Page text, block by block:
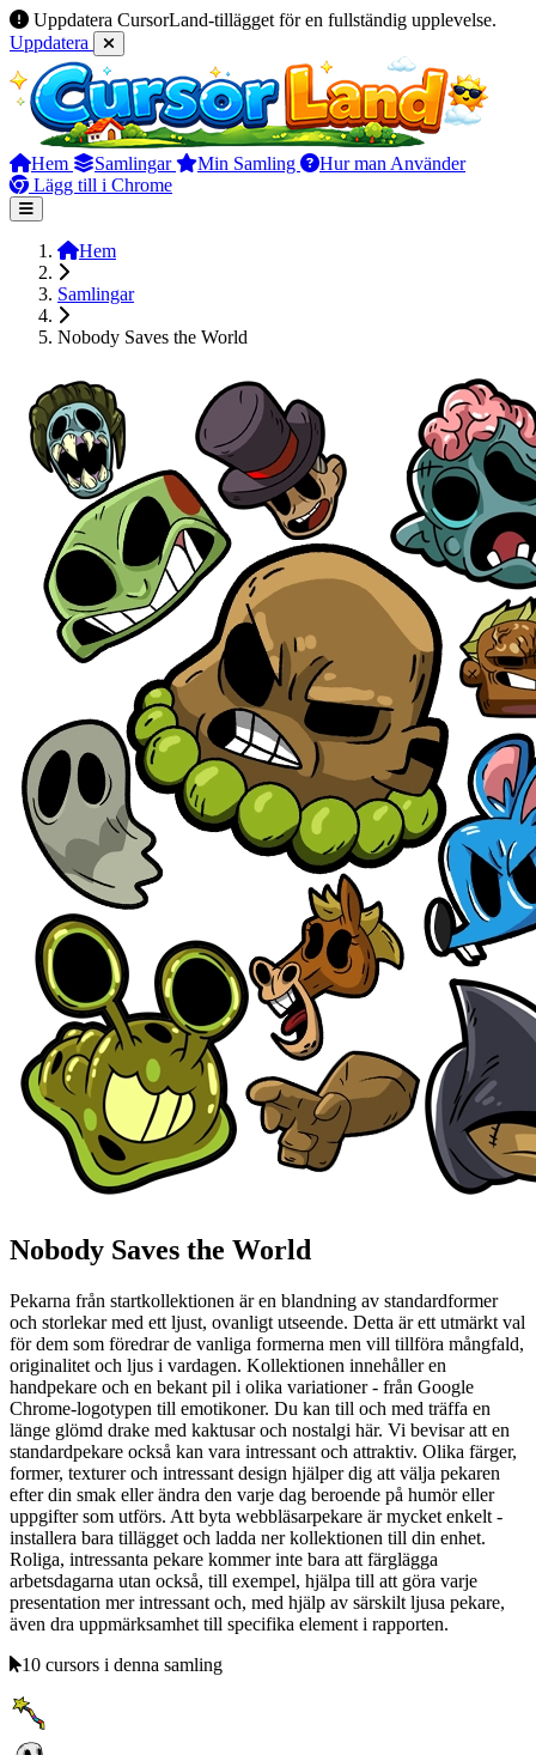
Uppdatera CursorLand-tillägget för en fullständig upplevelse.
Uppdatera
Hem Samlingar Min Samling
Hur man Använder
Lägg till i Chrome
Hem
Samlingar
Nobody Saves the World
Nobody Saves the World
Pekarna från startkollektionen är en blandning av standardformer
och storlekar med ett ljust, ovanligt utseende. Detta är ett utmärkt val
för dem som föredrar de vanliga formerna men vill tillföra mångfald,
originalitet och ljus i vardagen. Kollektionen innehåller en
handpekare och en bekant pil i olika variationer - från Google
Chrome-logotypen till emotikoner. Du kan till och med träffa en
länge glömd drake med kaktusar och nostalgi här. Vi bevisar att en
standardpekare också kan vara intressant och attraktiv. Olika färger,
former, texturer och intressant design hjälper dig att välja pekaren
efter din smak eller ändra den varje dag beroende på humör eller
uppgifter som utförs. Att byta webbläsarpekare är mycket enkelt -
installera bara tillägget och ladda ner kollektionen till din enhet.
Roliga, intressanta pekare kommer inte bara att färglägga
arbetsdagarna utan också, till exempel, hjälpa till att göra varje
presentation mer intressant och, med hjälp av särskilt ljusa pekare,
även dra uppmärksamhet till specifika element i rapporten.
10 cursors i denna samling